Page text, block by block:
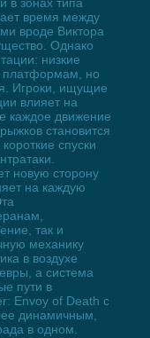
время между
вроде Виктора
Однако
низкие
платформам, но
Игроки, ищущие
влияет на
каждое движение
становится
спуски
новую сторону
на каждую
так и
механику
в воздухе
а система
пути в
Envoy of Death с
динамичным,
в одном.